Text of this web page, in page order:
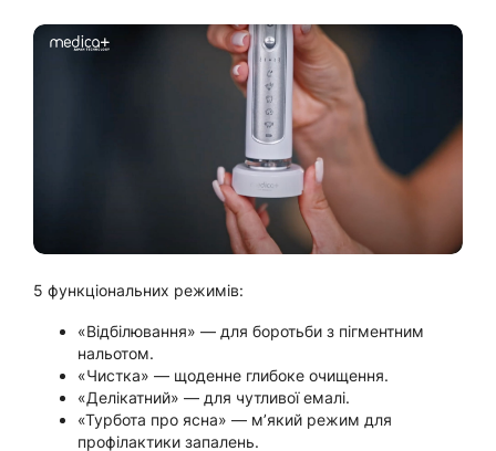
5 функціональних режимів:
«Відбілювання» — для боротьби з пігментним
нальотом.
«Чистка» — щоденне глибоке очищення.
«Делікатний» — для чутливої емалі.
«Турбота про ясна» — м’який режим для
профілактики запалень.